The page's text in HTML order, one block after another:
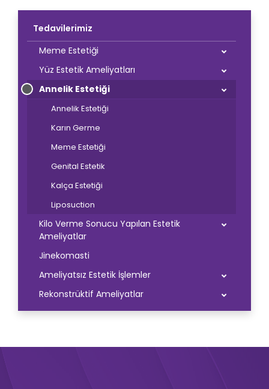
Tedavilerimiz
Meme Estetiği
Yüz Estetik Ameliyatları
Annelik Estetiği
Annelik Estetiği
Karın Germe
Meme Estetiği
Genital Estetik
Kalça Estetiği
Liposuction
Kilo Verme Sonucu Yapılan Estetik
Ameliyatlar
Jinekomasti
Ameliyatsız Estetik İşlemler
Rekonstrüktif Ameliyatlar